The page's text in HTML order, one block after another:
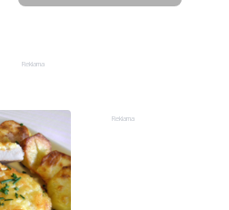
Reklama
Reklama